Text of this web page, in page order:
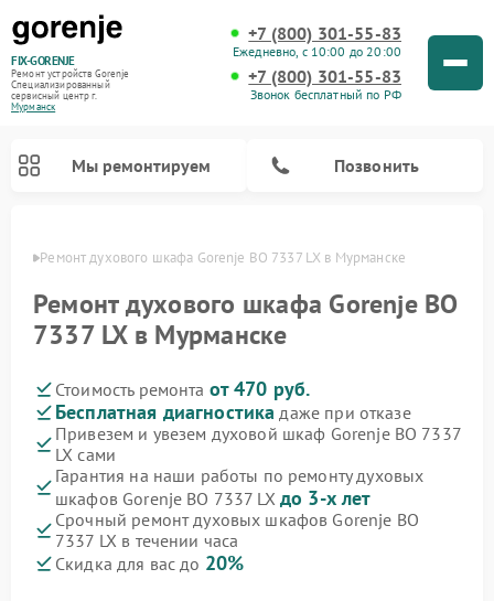
FIX-GORENJE
Ремонт устройств Gorenje
Специализированный
cервисный центр г.
Мурманск
+7 (800) 301-55-83
Ежедневно, с 10:00 до 20:00
+7 (800) 301-55-83
Звонок бесплатный по РФ
Мы ремонтируем Позвонить
Ремонт духового шкафа Gorenje BO 7337 LX в Мурманске
Ремонт духового шкафа Gorenje BO
7337 LX в Мурманске
Стоимость ремонта от 470 руб.
Бесплатная диагностика даже при отказе
Привезем и увезем духовой шкаф Gorenje BO 7337
LX сами
Гарантия на наши работы по ремонту духовых
шкафов Gorenje BO 7337 LX до 3-х лет
Срочный ремонт духовых шкафов Gorenje BO
7337 LX в течении часа
Скидка для вас до 20%